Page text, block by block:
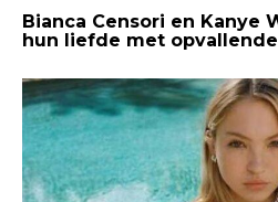
Bianca Censori en Kanye
hun liefde met opvallende